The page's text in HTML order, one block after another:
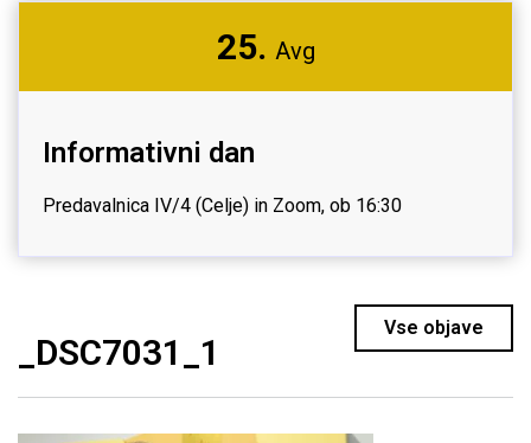
25. Avg
Informativni dan
Predavalnica IV/4 (Celje) in Zoom, ob 16:30
Vse objave
_DSC7031_1